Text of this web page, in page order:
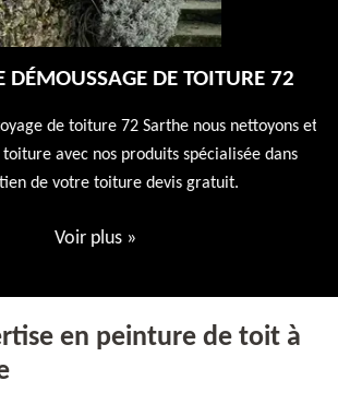
DÉMOUSSAGE DE TOITURE 72
de toiture 72 Sarthe nous nettoyons et
avec nos produits spécialisée dans
de votre toiture devis gratuit.
Voir plus »
en peinture de toit à